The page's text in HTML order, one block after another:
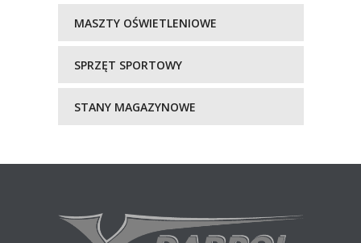
MASZTY OŚWIETLENIOWE
SPRZĘT SPORTOWY
STANY MAGAZYNOWE